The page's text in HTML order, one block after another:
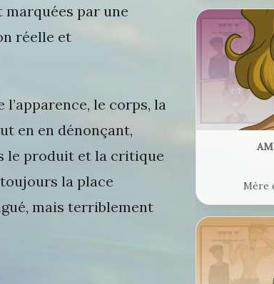
marquées par une
réelle et
le corps, la
en en dénonçant,
le produit et la critique
la place
mais terriblement
Mère